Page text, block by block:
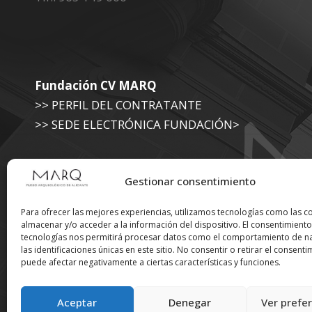
Gestionar consentimiento
Para ofrecer las mejores experiencias, utilizamos tecnologías como las
almacenar y/o acceder a la información del dispositivo. El
tecnologías nos permitirá procesar datos como el comportamiento de
las identificaciones únicas en este sitio. No consentir o retirar el
puede afectar negativamente a ciertas características y funciones.
Aceptar Denegar Ver
Fundación CV MARQ
>> PERFIL DEL CONTRATANTE
>> SEDE ELECTRÓNICA FUNDACIÓN>
>> SEDE ELECTRÓNICA DIPUTACIÓN
Suscríbete a nuestra
Newsletter